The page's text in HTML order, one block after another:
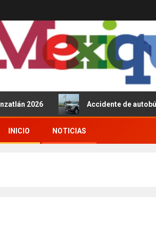
Accidente de autobús en
INICIO NOTICIAS